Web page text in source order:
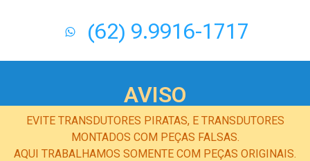
(62) 9.9916-1717
AVISO
EVITE TRANSDUTORES PIRATAS, E TRANSDUTORES
MONTADOS COM PEÇAS FALSAS.
AQUI TRABALHAMOS SOMENTE COM PEÇAS ORIGINAIS.